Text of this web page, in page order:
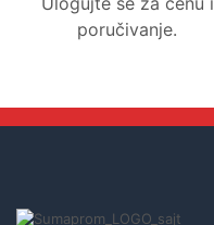
poručivanje.